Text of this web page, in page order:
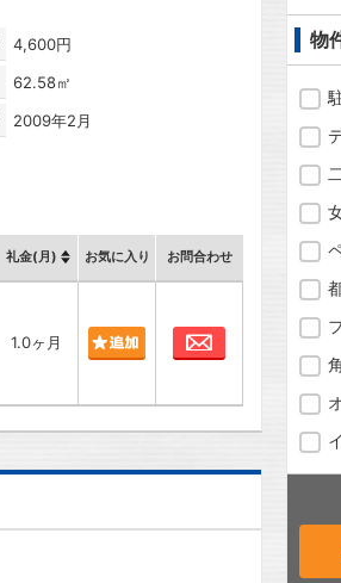
4,600円
62.58㎡
2009年2月
礼金(月) お気に入り お問合わせ
1.0ヶ月 お問合わせ
物